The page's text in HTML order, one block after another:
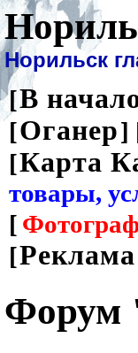
Норильск
[В
[Оганер]
[Карта
товары,
[
[Реклама
Форум